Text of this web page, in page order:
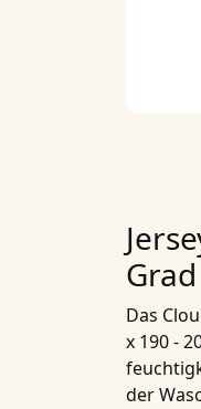
Grad
Das
x 190 -
der